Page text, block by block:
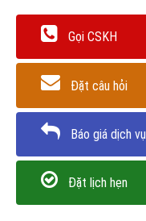
Gọi CSKH
Đặt câu hỏi
Báo giá dịch vụ
Đặt lịch hẹn